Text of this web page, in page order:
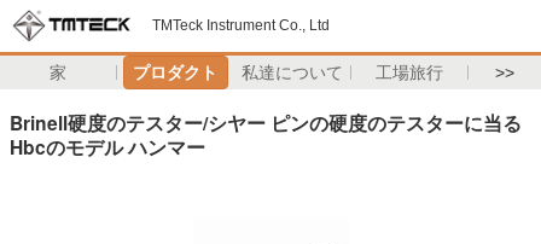
TMTeck Instrument Co., Ltd
家 プロダクト 私達について 工場旅行 >>
Brinell硬度のテスター/シヤー ピンの硬度のテスターに当る
Hbcのモデル ハンマー